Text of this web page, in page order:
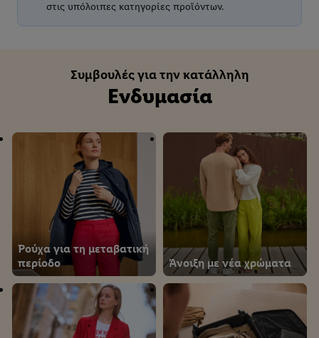
στις υπόλοιπες κατηγορίες προϊόντων.
Συμβουλές για την κατάλληλη
Ενδυμασία
Ρούχα για τη μεταβατική
περίοδο
Άνοιξη με νέα χρώματα